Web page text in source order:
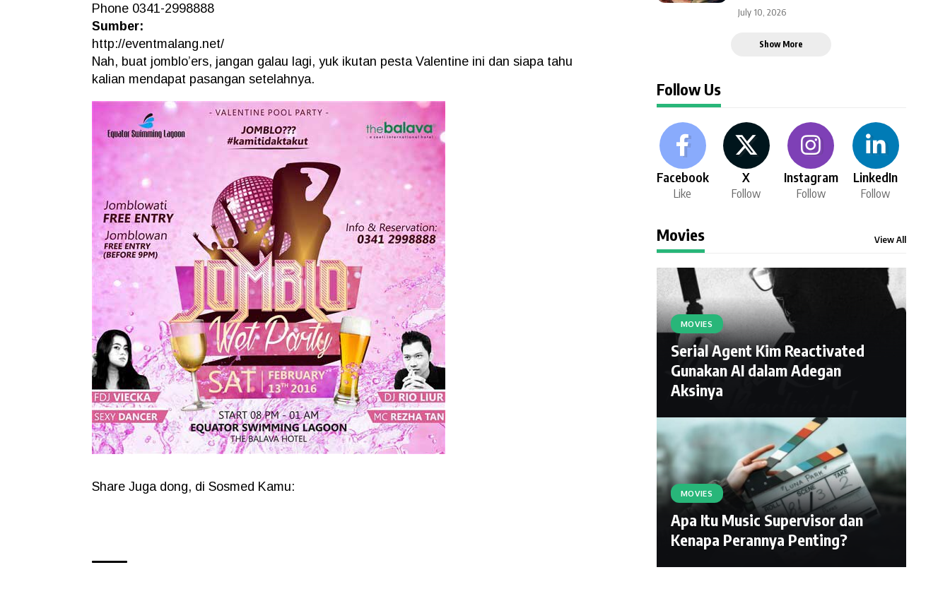
Phone 0341-2998888
Sumber:
http://eventmalang.net/
Nah, buat jomblo’ers, jangan galau lagi, yuk ikutan pesta Valentine ini dan siapa tahu
kalian mendapat pasangan setelahnya.
Share Juga dong, di Sosmed Kamu:
July 10, 2026
Show More
Follow Us
Facebook
Like
X
Follow
Instagram
Follow
LinkedIn
Follow
Movies View All
MOVIES
Serial Agent Kim Reactivated
Gunakan AI dalam Adegan
Aksinya
MOVIES
Apa Itu Music Supervisor dan
Kenapa Perannya Penting?